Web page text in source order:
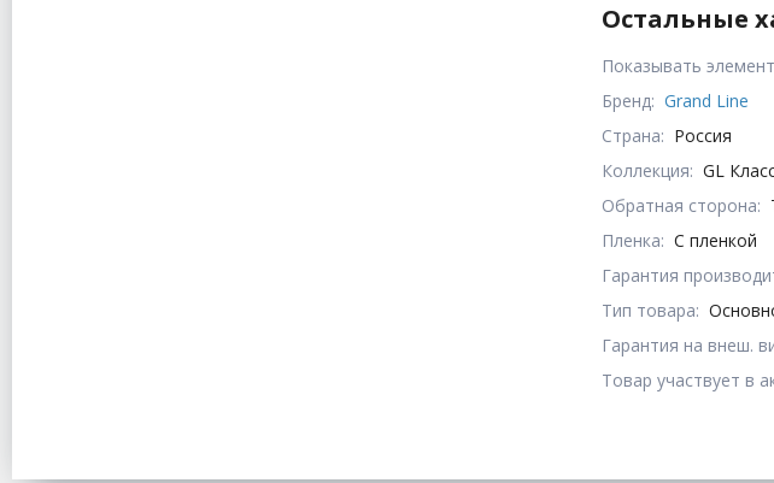
Остальные
Показывать
Бренд: Grand Line
Страна: Россия
Коллекция: GL
Обратная сторона:
Пленка: С пленкой
Гарантия
Тип товара:
Гарантия на внеш.
Товар участвует в